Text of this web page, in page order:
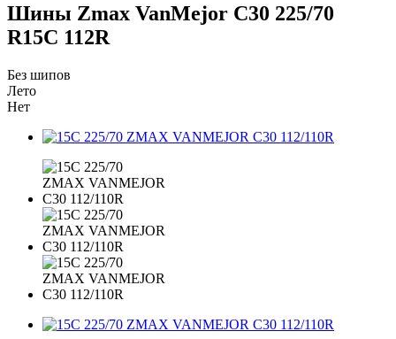
Шины Zmax VanMejor C30 225/70
R15C 112R
Без шипов
Лето
Нет